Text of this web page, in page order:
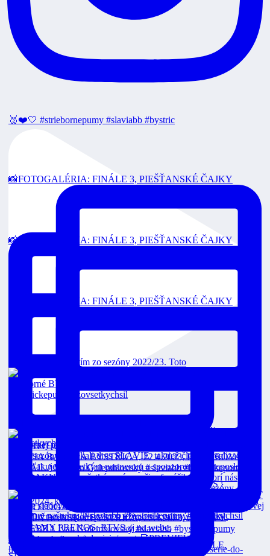
🥈❤️🤍 #striebornepumy #slaviabb #bystric
📸FOTOGALÉRIA: FINÁLE 3, PIEŠŤANSKÉ ČAJKY
📸FOTOGALÉRIA: FINÁLE 3, PIEŠŤANSKÉ ČAJKY
📸FOTOGALÉRIA: FINÁLE 3, PIEŠŤANSKÉ ČAJKY
Toto je strieborný tím zo sezóny 2022/23. Toto
FINÁLE 3 Dnes o 18:00 v priamom prenose na RTVS :
VEOLIA POZÁPASOVÉ ROZHOVORY: 2. FINÁLE,